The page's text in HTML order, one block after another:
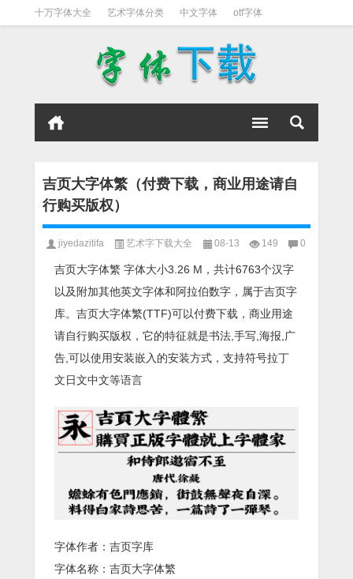
十万字体大全 艺术字体分类 中文字体 otf字体
吉页大字体繁（付费下载，商业用途请自
行购买版权）
jiyedazitifa 艺术字下载大全 08-13 149 0
吉页大字体繁 字体大小3.26 M，共计6763个汉字
以及附加其他英文字体和阿拉伯数字，属于吉页字
库。吉页大字体繁(TTF)可以付费下载，商业用途
请自行购买版权，它的特征就是书法,手写,海报,广
告,可以使用安装嵌入的安装方式，支持符号拉丁
文日文中文等语言
字体作者：吉页字库
字体名称：吉页大字体繁